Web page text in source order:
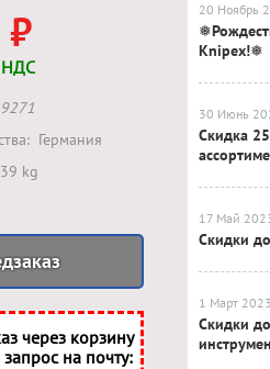
₽
НДС
Германия
kg
через корзину
на почту:
20 Ноябрь
Knipex!❅
30 Июнь
Скидка
17 Май
Скидки
1 Март 2023
Скидки